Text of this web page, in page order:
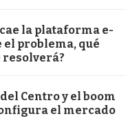
la plataforma e-
el problema, qué
resolverá?
Centro y el boom
el mercado